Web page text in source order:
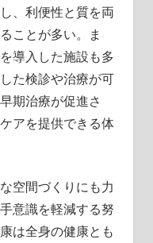
、利便性と質を両
ことが多い。ま
導入した施設も多
た検診や治療が可
期治療が促進さ
アを提供できる体
空間づくりにも力
意識を軽減する努
は全身の健康とも